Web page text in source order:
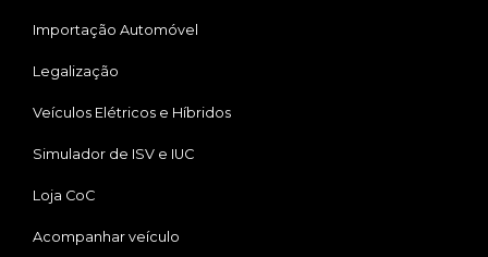
Importação Automóvel
Legalização
Veículos Elétricos e Híbridos
Simulador de ISV e IUC
Loja CoC
Acompanhar veículo